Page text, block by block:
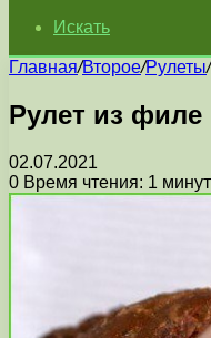
Искать
Главная/Второе/Рулеты/
Рулет из филе
02.07.2021
0 Время чтения: 1